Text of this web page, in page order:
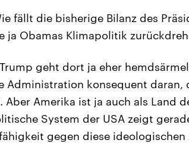
fällt die bisherige Bilanz des
ja Obamas Klimapolitik
Trump geht dort ja eher
Administration konsequent daran,
Aber Amerika ist ja auch als Land
System der USA zeigt
gegen diese ideologischen